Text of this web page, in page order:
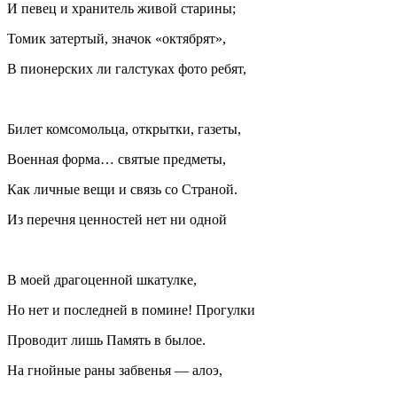
И певец и хранитель живой старины;
Томик затертый, значок «октябрят»,
В пионерских ли галстуках фото ребят,
Билет комсомольца, открытки, газеты,
Военная форма… святые предметы,
Как личные вещи и связь со Страной.
Из перечня ценностей нет ни одной
В моей драгоценной шкатулке,
Но нет и последней в помине! Прогулки
Проводит лишь Память в былое.
На гнойные раны забвенья — алоэ,